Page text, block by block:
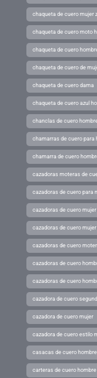
chaqueta de cuero mujer
chaqueta de cuero moto
chaqueta de cuero
chaqueta de cuero de
chaqueta de cuero dama
chaqueta de cuero azul
chanclas de cuero
chamarras de cuero para
chamarra de cuero
cazadoras moteras de
cazadoras de cuero para
cazadoras de cuero mujer
cazadoras de cuero
cazadoras de cuero
cazadoras de cuero
cazadoras de cuero
cazadora de cuero
cazadora de cuero mujer
cazadora de cuero estilo
casacas de cuero hombre
carteras de cuero